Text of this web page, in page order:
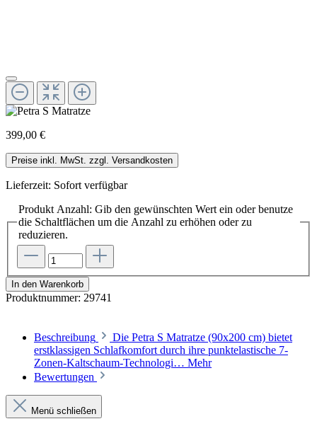
399,00 €
Preise inkl. MwSt. zzgl. Versandkosten
Lieferzeit: Sofort verfügbar
Produkt Anzahl: Gib den gewünschten Wert ein oder benutze
die Schaltflächen um die Anzahl zu erhöhen oder zu
reduzieren.
In den Warenkorb
Produktnummer: 29741
Beschreibung
Die Petra S Matratze (90x200 cm) bietet
erstklassigen Schlafkomfort durch ihre punktelastische 7-
Zonen-Kaltschaum-Technologi… Mehr
Bewertungen
Menü schließen